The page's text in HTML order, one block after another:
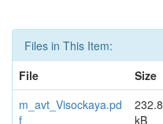
Files in This Item:
File
Size
m_avt_Visockaya.pd
f
232.8
kB